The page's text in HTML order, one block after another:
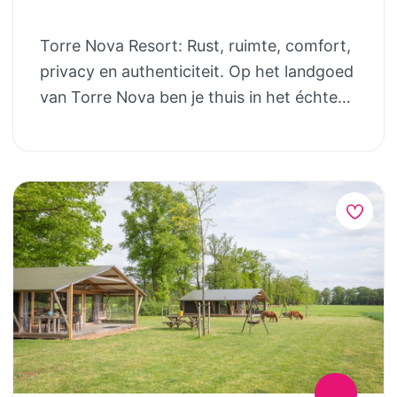
ongestoord overal veilig spelen, en elkaar
opzoeken via de vele paadjes die in het
hoge gras zijn aangelegd. Ouders kunnen
en ruimte van een vakantiehuis, maar met
de faciliteiten van een intiem en sfeervol
vakantiepark in een bijzondere omgeving!
(Volgens Lonely Planet staat de Auvergne
6e in de Top 10 van meest bijzondere en
bezoekwaardige regio’s in de wereld). DE
CHALETS: De 10 luxe ingerichte chalets,
van meer dan 63 m² bieden een riante
leefruimte voor maximaal 5 personen. De
Torre Nova Resort: Rust, ruimte, comfort,
privacy en authenticiteit. Op het landgoed
van Torre Nova ben je thuis in het échte
kinderen. Torre Nova is een perfecte
vakantiestek voor kinderen. In de
schoolvakanties zijn er ook altijd
vakantievriendjes om mee te spelen. Voor
de allerkleinsten zijn alle faciliteiten
beschikbaar in het vakantiehuis
(kinderbedje, kinderstoel, kinderbadje,
etc.) en in de tuin (kinderzwembanden,